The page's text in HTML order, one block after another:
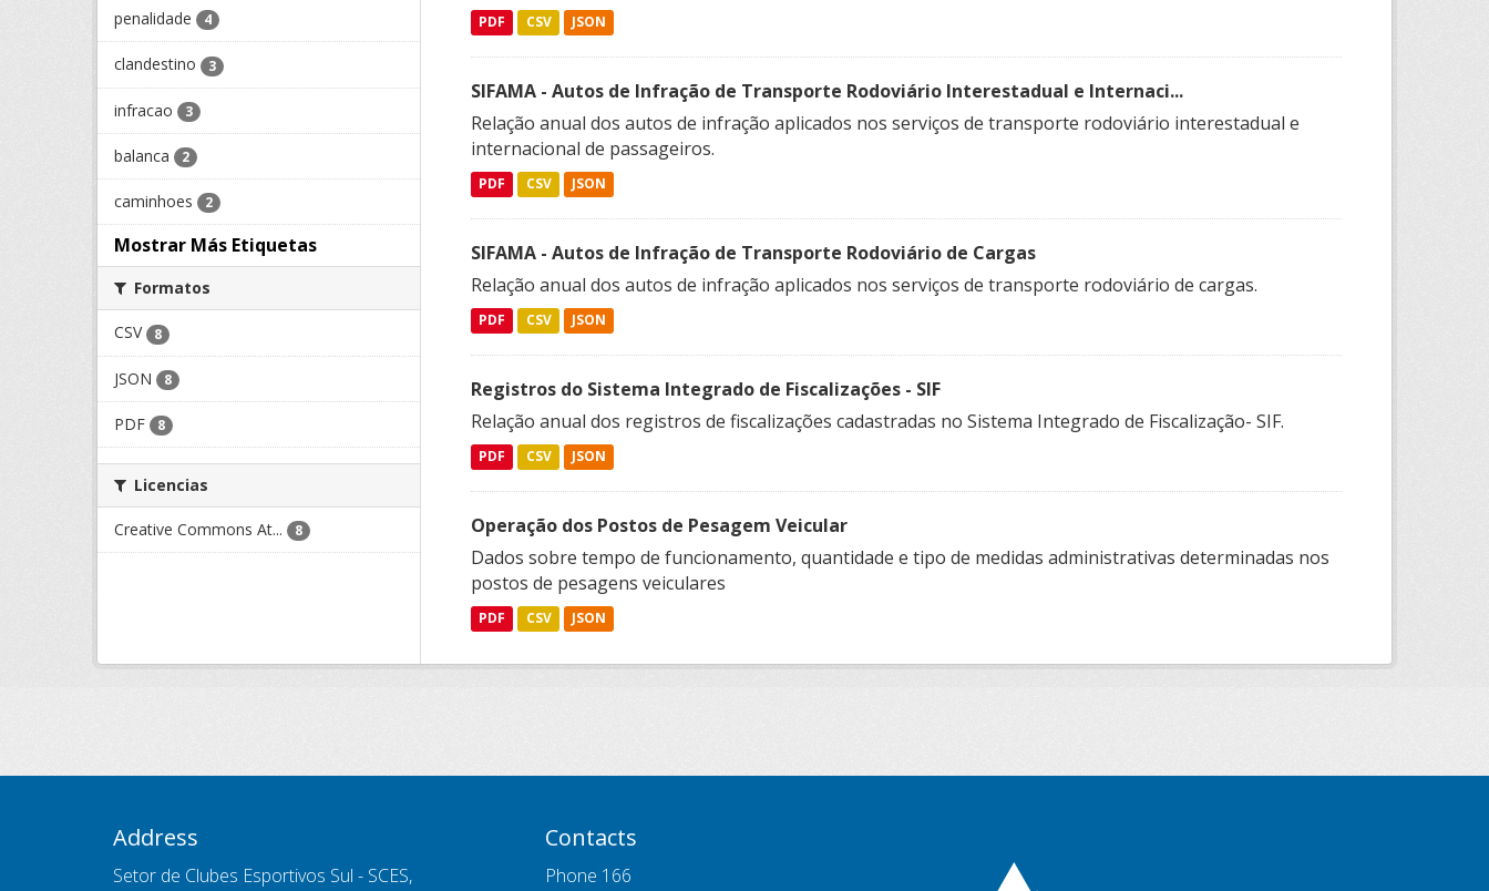
penalidade 4
clandestino 3
infracao 3
balanca 2
caminhoes 2
Mostrar Más Etiquetas
Formatos
CSV 8
JSON 8
PDF 8
Licencias
Creative Commons At... 8
PDF CSV JSON
SIFAMA - Autos de Infração de Transporte Rodoviário Interestadual e Internaci...
Relação anual dos autos de infração aplicados nos serviços de transporte rodoviário interestadual e
internacional de passageiros.
PDF CSV JSON
SIFAMA - Autos de Infração de Transporte Rodoviário de Cargas
Relação anual dos autos de infração aplicados nos serviços de transporte rodoviário de cargas.
PDF CSV JSON
Registros do Sistema Integrado de Fiscalizações - SIF
Relação anual dos registros de fiscalizações cadastradas no Sistema Integrado de Fiscalização- SIF.
PDF CSV JSON
Operação dos Postos de Pesagem Veicular
Dados sobre tempo de funcionamento, quantidade e tipo de medidas administrativas determinadas nos
postos de pesagens veiculares
PDF CSV JSON
Address
Setor de Clubes Esportivos Sul - SCES,
Contacts
Phone 166